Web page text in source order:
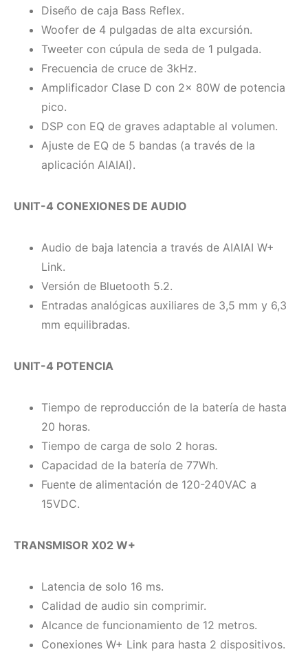
Diseño de caja Bass Reflex.
Woofer de 4 pulgadas de alta excursión.
Tweeter con cúpula de seda de 1 pulgada.
Frecuencia de cruce de 3kHz.
Amplificador Clase D con 2x 80W de potencia
pico.
DSP con EQ de graves adaptable al volumen.
Ajuste de EQ de 5 bandas (a través de la
aplicación AIAIAI).
UNIT-4 CONEXIONES DE AUDIO
Audio de baja latencia a través de AIAIAI W+
Link.
Versión de Bluetooth 5.2.
Entradas analógicas auxiliares de 3,5 mm y 6,3
mm equilibradas.
UNIT-4 POTENCIA
Tiempo de reproducción de la batería de hasta
20 horas.
Tiempo de carga de solo 2 horas.
Capacidad de la batería de 77Wh.
Fuente de alimentación de 120-240VAC a
15VDC.
TRANSMISOR X02 W+
Latencia de solo 16 ms.
Calidad de audio sin comprimir.
Alcance de funcionamiento de 12 metros.
Conexiones W+ Link para hasta 2 dispositivos.